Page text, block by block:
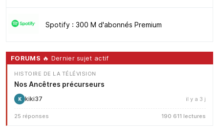
Spotify : 300 M d'abonnés Premium
FORUMS 🔥 Dernier sujet actif
HISTOIRE DE LA TÉLÉVISION
Nos Ancêtres précurseurs
K kiki37 il y a 3 j
25 réponses 190 611 lectures